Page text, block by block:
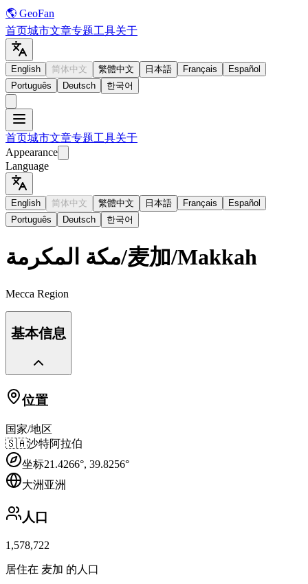
🌎 GeoFan
首页城市文章专题工具关于
English 简体中文 繁體中文 日本語 Français
Español
Português
Deutsch 한국어
首页城市文章专题工具关于
Appearance
Language
English 简体中文 繁體中文 日本語 Français
Español
Português
Deutsch 한국어
مكة المكرمة/麦加/Makkah
Mecca Region
基本信息
位置
国家/地区
🇸🇦沙特阿拉伯
坐标21.4266°, 39.8256°
大洲 亚洲
人口
1,578,722
居住在 麦加 的人口